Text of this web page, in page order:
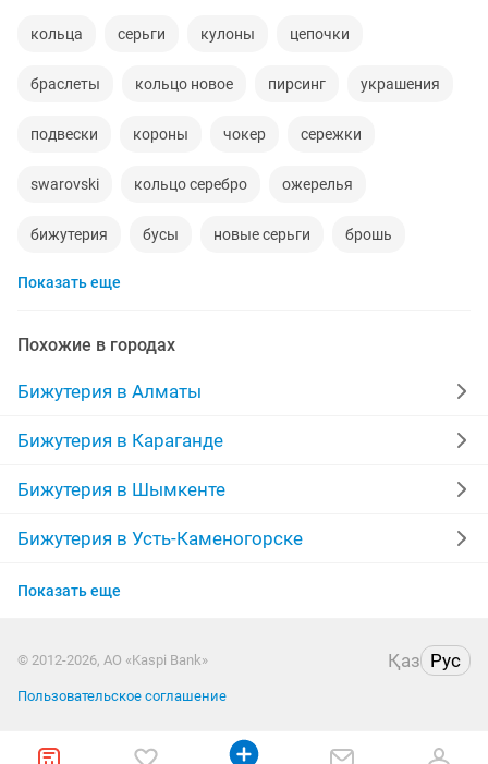
кольца серьги кулоны цепочки
браслеты кольцо новое пирсинг украшения
подвески короны чокер сережки
swarovski кольцо серебро ожерелья
бижутерия бусы новые серьги брошь
брошка
пандора натуральные камни
колье камни зажимы
серьги бижутерия набор колец
серьги набор кулоны цепочки
ручное набор
Показать еще
Похожие в городах
Бижутерия в Алматы
Бижутерия в Караганде
Бижутерия в Шымкенте
Бижутерия в Усть-Каменогорске
Бижутерия в Актобе
Бижутерия в Темиртау
Бижутерия в Талдыкоргане
Показать еще
© 2012-2026, АО «Kaspi Bank» Қаз Рус
Пользовательское соглашение